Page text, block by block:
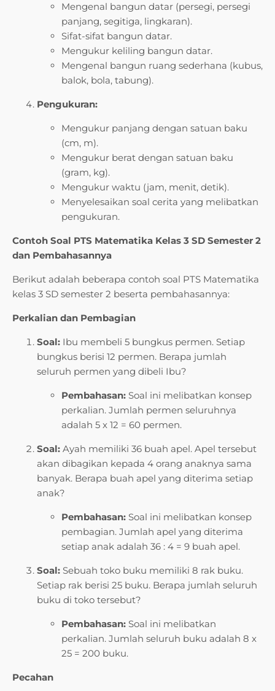
Mengenal bangun datar (persegi, persegi
panjang, segitiga, lingkaran).
Sifat-sifat bangun datar.
Mengukur keliling bangun datar.
Mengenal bangun ruang sederhana (kubus,
balok, bola, tabung).
Pengukuran:
Mengukur panjang dengan satuan baku
(cm, m).
Mengukur berat dengan satuan baku
(gram, kg).
Mengukur waktu (jam, menit, detik).
Menyelesaikan soal cerita yang melibatkan
pengukuran.
Contoh Soal PTS Matematika Kelas 3 SD Semester 2
dan Pembahasannya
Berikut adalah beberapa contoh soal PTS Matematika
kelas 3 SD semester 2 beserta pembahasannya:
Perkalian dan Pembagian
Soal: Ibu membeli 5 bungkus permen. Setiap
bungkus berisi 12 permen. Berapa jumlah
seluruh permen yang dibeli Ibu?
Pembahasan: Soal ini melibatkan konsep
perkalian. Jumlah permen seluruhnya
adalah 5 x 12 = 60 permen.
Soal: Ayah memiliki 36 buah apel. Apel tersebut
akan dibagikan kepada 4 orang anaknya sama
banyak. Berapa buah apel yang diterima setiap
anak?
Pembahasan: Soal ini melibatkan konsep
pembagian. Jumlah apel yang diterima
setiap anak adalah 36 : 4 = 9 buah apel.
Soal: Sebuah toko buku memiliki 8 rak buku.
Setiap rak berisi 25 buku. Berapa jumlah seluruh
buku di toko tersebut?
Pembahasan: Soal ini melibatkan
perkalian. Jumlah seluruh buku adalah 8 x
25 = 200 buku.
Pecahan